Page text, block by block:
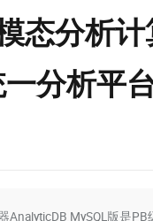
态分析
一分析平
AnalyticDB MySQL版是